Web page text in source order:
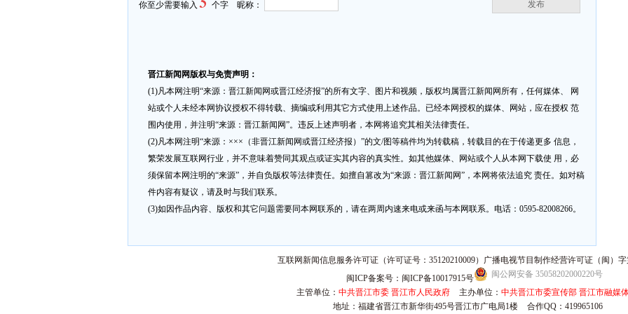
发布
你至少需要输入 个字 昵称：
晋江新闻网版权与免责声明：
(1)凡本网注明“来源：晋江新闻网或晋江经济报”的所有文字、图片和视频，版权均属晋江新闻网所有，任何媒体、 网
站或个人未经本网协议授权不得转载、摘编或利用其它方式使用上述作品。已经本网授权的媒体、网站，应在授权 范
围内使用，并注明“来源：晋江新闻网”。违反上述声明者，本网将追究其相关法律责任。
(2)凡本网注明“来源：×××（非晋江新闻网或晋江经济报）”的文/图等稿件均为转载稿，转载目的在于传递更多 信息，
繁荣发展互联网行业，并不意味着赞同其观点或证实其内容的真实性。如其他媒体、网站或个人从本网下载使 用，必
须保留本网注明的“来源”，并自负版权等法律责任。如擅自篡改为“来源：晋江新闻网”，本网将依法追究 责任。如对稿
件内容有疑议，请及时与我们联系。
(3)如因作品内容、版权和其它问题需要同本网联系的，请在两周内速来电或来函与本网联系。电话：0595-82008266。
互联网新闻信息服务许可证（许可证号：35120210009）广播电视节目制作经营许可证（闽）字
闽ICP备案号：闽ICP备10017915号
闽公网安备 35058202000220号
主管单位： 中共晋江市委 晋江市人民政府 主办单位： 中共晋江市委宣传部 晋江市融媒
地址：福建省晋江市新华街495号晋江市广电局1楼
合作QQ：419965106